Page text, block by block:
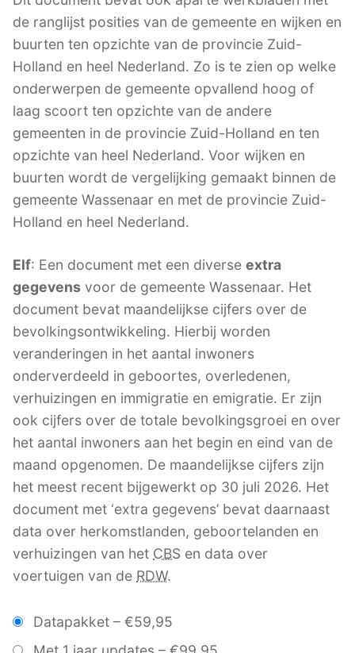
de ranglijst posities van de gemeente en wijken en
buurten ten opzichte van de provincie Zuid-
Holland en heel Nederland. Zo is te zien op welke
onderwerpen de gemeente opvallend hoog of
laag scoort ten opzichte van de andere
gemeenten in de provincie Zuid-Holland en ten
opzichte van heel Nederland. Voor wijken en
buurten wordt de vergelijking gemaakt binnen de
gemeente Wassenaar en met de provincie Zuid-
Holland en heel Nederland.
Elf: Een document met een diverse extra
gegevens voor de gemeente Wassenaar. Het
document bevat maandelijkse cijfers over de
bevolkingsontwikkeling. Hierbij worden
veranderingen in het aantal inwoners
onderverdeeld in geboortes, overledenen,
verhuizingen en immigratie en emigratie. Er zijn
ook cijfers over de totale bevolkingsgroei en over
het aantal inwoners aan het begin en eind van de
maand opgenomen. De maandelijkse cijfers zijn
het meest recent bijgewerkt op 30 juli 2026. Het
document met ‘extra gegevens’ bevat daarnaast
data over herkomstlanden, geboortelanden en
verhuizingen van het CBS en data over
voertuigen van de RDW.
Datapakket – €59,95